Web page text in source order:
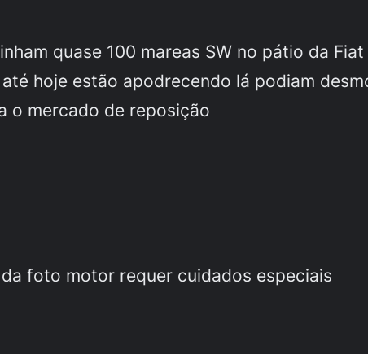
quase 100 mareas SW no pátio da
hoje estão apodrecendo lá podiam
o mercado de reposição
foto motor requer cuidados especiais